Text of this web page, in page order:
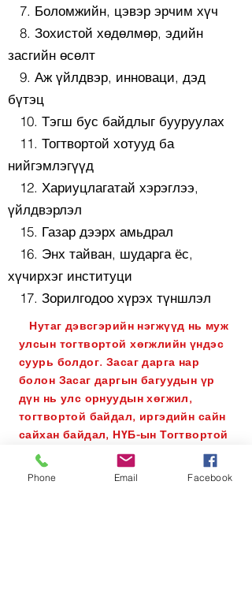
7. Боломжийн, цэвэр эрчим хүч
8. Зохистой хөдөлмөр, эдийн
засгийн өсөлт
9. Аж үйлдвэр, инноваци, дэд
бүтэц
10. Тэгш бус байдлыг бууруулах
11. Тогтвортой хотууд ба
нийгэмлэгүүд
12. Хариуцлагатай хэрэглээ,
үйлдвэрлэл
15. Газар дээрх амьдрал
16. Энх тайван, шударга ёс,
хүчирхэг институци
17. Зорилгодоо хүрэх түншлэл
Нутаг дэвсгэрийн нэгжүүд нь муж
улсын тогтвортой хөгжлийн үндэс
суурь болдог. Засаг дарга нар
болон Засаг даргын багуудын үр
дүн нь улс орнуудын хөгжил,
тогтвортой байдал, иргэдийн сайн
сайхан байдал, НҮБ-ын Тогтвортой
хөгжлийн зорилтуудыг
биелүүлэхээс ихээхэн хамаардаг.
Phone Email Facebook